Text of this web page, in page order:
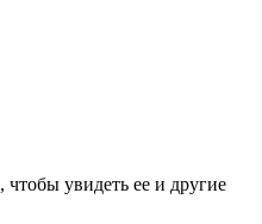
чтобы увидеть ее и другие